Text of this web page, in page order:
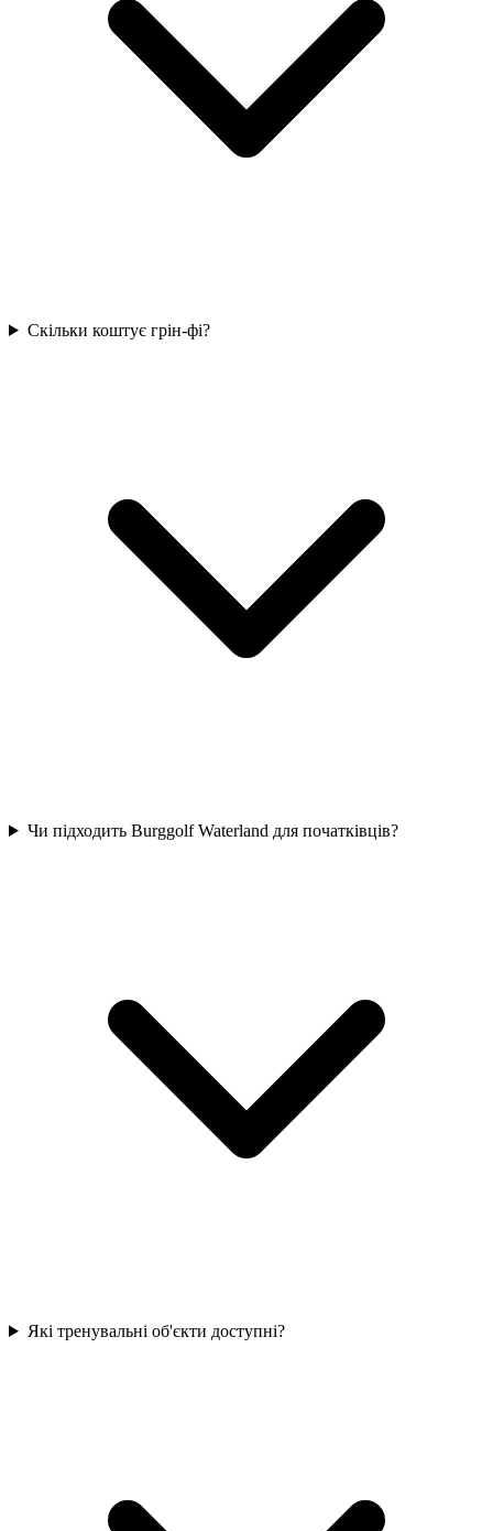
Скільки коштує грін-фі?
Чи підходить Burggolf Waterland для початківців?
Які тренувальні об'єкти доступні?